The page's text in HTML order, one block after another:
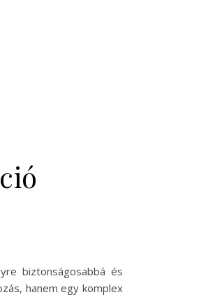
biztonságosabbá és
hanem egy komplex